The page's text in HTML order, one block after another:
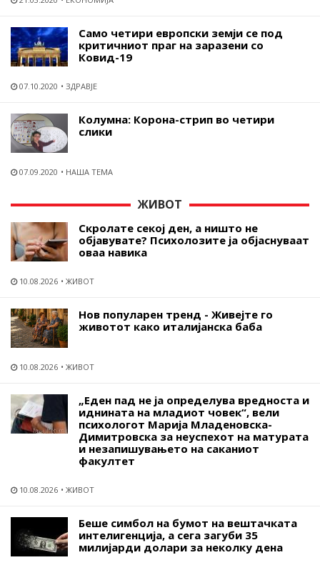
Само четири европски земји се под
критичниот праг на заразени со
Ковид-19
07.10.2020 ЗДРАВЈЕ
Колумна: Корона-стрип во четири
слики
07.09.2020 НАША ТЕМА
ЖИВОТ
Скролате секој ден, а ништо не
објавувате? Психолозите ја објаснуваат
оваа навика
10.08.2026 ЖИВОТ
Нов популарен тренд - Живејте го
животот како италијанска баба
10.08.2026 ЖИВОТ
„Еден пад не ја определува вредноста и
иднината на младиот човек“, вели
психологот Марија Младеновска-
Димитровска за неуспехот на матурата
и незапишувањето на саканиот
факултет
10.08.2026 ЖИВОТ
Беше симбол на бумот на вештачката
интелигенција, а сега загуби 35
милијарди долари за неколку дена